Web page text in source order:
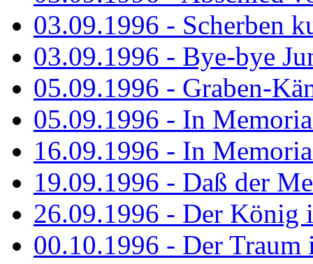
03.09.1996 - Scherben
03.09.1996 - Bye-bye
05.09.1996 - Graben-
05.09.1996 - In
16.09.1996 - In
19.09.1996 - Daß der
26.09.1996 - Der König
00.10.1996 - Der Traum